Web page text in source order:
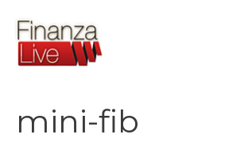
contenuto
mini-fib